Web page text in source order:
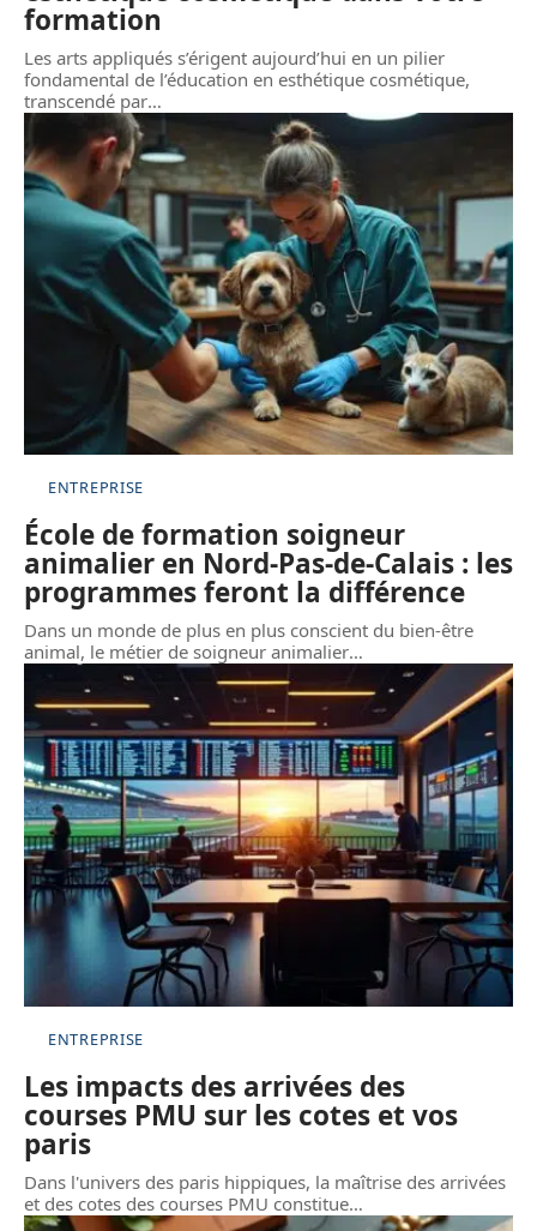
formation
Les arts appliqués s’érigent aujourd’hui en un pilier
fondamental de l’éducation en esthétique cosmétique,
transcendé par…
ENTREPRISE
École de formation soigneur
animalier en Nord-Pas-de-Calais : les
programmes feront la différence
Dans un monde de plus en plus conscient du bien-être
animal, le métier de soigneur animalier…
ENTREPRISE
Les impacts des arrivées des
courses PMU sur les cotes et vos
paris
Dans l'univers des paris hippiques, la maîtrise des arrivées
et des cotes des courses PMU constitue…